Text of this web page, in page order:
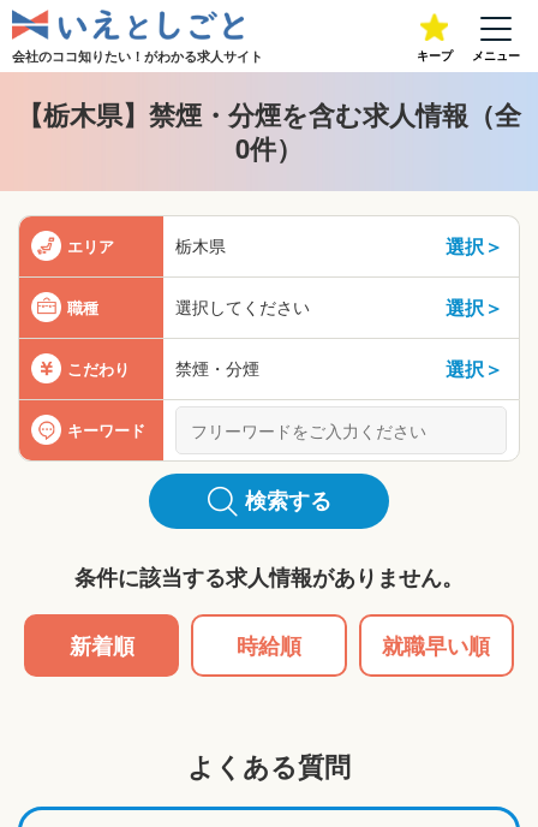
会社のココ知りたい！がわかる求人サイト キープ メニュー
【栃木県】禁煙・分煙を含む求人情報（全
0件）
エリア 栃木県 選択＞
職種 選択してください 選択＞
こだわり 禁煙・分煙 選択＞
キーワード
検索する
条件に該当する求人情報がありません。
新着順 時給順 就職早い順
よくある質問